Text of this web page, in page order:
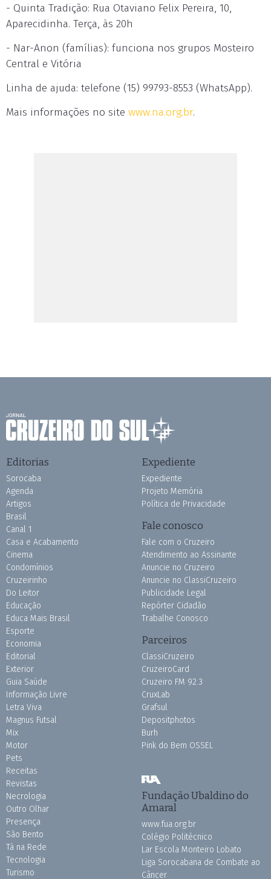
- Quinta Tradição: Rua Otaviano Felix Pereira, 10,
Aparecidinha. Terça, às 20h
- Nar-Anon (famílias): funciona nos grupos Mosteiro
Central e Vitória
Linha de ajuda: telefone (15) 99793-8553 (WhatsApp).
Mais informações no site www.na.org.br.
Editorias
Sorocaba
Agenda
Artigos
Brasil
Canal 1
Casa e Acabamento
Cinema
Condomínios
Cruzeirinho
Do Leitor
Educação
Educa Mais Brasil
Esporte
Economia
Editorial
Exterior
Guia Saúde
Informação Livre
Letra Viva
Magnus Futsal
Mix
Motor
Pets
Receitas
Revistas
Necrologia
Outro Olhar
Presença
São Bento
Tá na Rede
Tecnologia
Turismo
Expediente
Expediente
Projeto Memória
Política de Privacidade
Fale conosco
Fale com o Cruzeiro
Atendimento ao Assinante
Anuncie no Cruzeiro
Anuncie no ClassiCruzeiro
Publicidade Legal
Repórter Cidadão
Trabalhe Conosco
Parceiros
ClassiCruzeiro
CruzeiroCard
Cruzeiro FM 92.3
CruxLab
Grafsul
Depositphotos
Burh
Pink do Bem OSSEL
Fundação Ubaldino do
Amaral
www.fua.org.br
Colégio Politécnico
Lar Escola Monteiro Lobato
Liga Sorocabana de Combate ao
Câncer